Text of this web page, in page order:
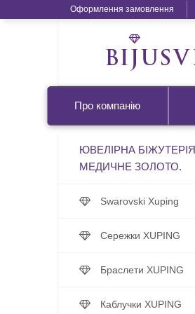
Оформлення замовлення
Про компанію
ЮВЕЛІРНА БІЖУТЕРІЯ
МЕДИЧНЕ ЗОЛОТО.
Swarovski Xuping
Сережки XUPING
Браслети XUPING
Каблучки XUPING